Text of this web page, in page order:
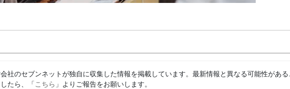
社のセブンネットが独自に収集した情報を掲載しています。最新情報と異なる可能性があ
たら、「こちら 」よりご報告をお願いします。